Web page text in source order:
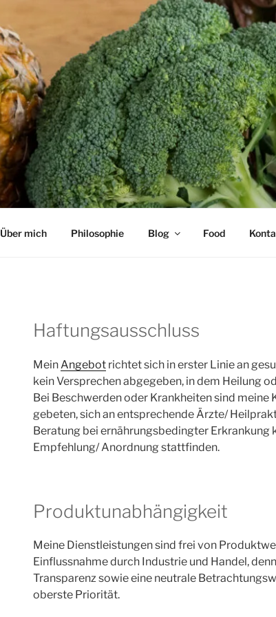
Über mich Philosophie Blog Food
Haftungsausschluss
Mein Angebotrichtet sich in erster Linie an
kein Versprechen abgegeben, in dem Heilung
Bei Beschwerden oder Krankheiten sind meine
gebeten, sich an entsprechende Ärzte/
Beratung bei ernährungsbedingter Erkrankung
Empfehlung/ Anordnung stattfinden.
Produktunabhängigkeit
Meine Dienstleistungen sind frei von
Einflussnahme durch Industrie und Handel,
Transparenz sowie eine neutrale
oberste Priorität.